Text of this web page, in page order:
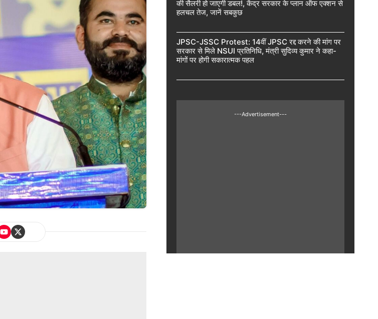
की सैलरी हो जाएगी डबल!, केंद्र सरकार के प्लान ऑफ एक्शन से
हलचल तेज, जानें सबकुछ
JPSC-JSSC Protest: 14वीं JPSC रद्द करने की मांग पर
सरकार से मिले NSUI प्रतिनिधि, मंत्री सुदिव्य कुमार ने कहा-
मांगों पर होगी सकारात्मक पहल
---Advertisement---